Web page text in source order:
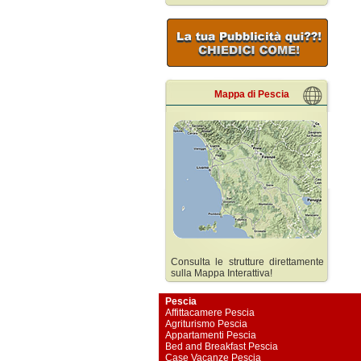
Mappa di Pescia
Consulta le strutture direttamente
sulla Mappa Interattiva!
Pescia
Affittacamere Pescia
Agriturismo Pescia
Appartamenti Pescia
Bed and Breakfast Pescia
Case Vacanze Pescia